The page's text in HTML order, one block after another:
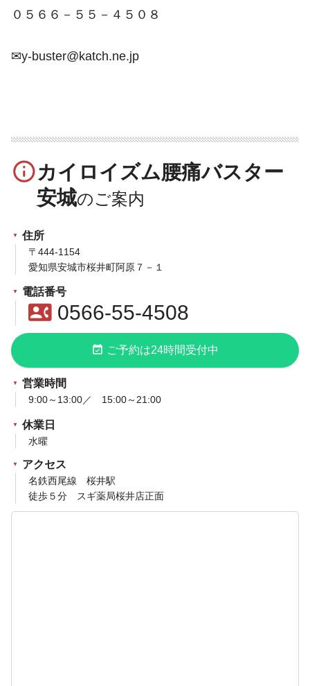
０５６６－５５－４５０８
✉y-buster@katch.ne.jp
info_outlineカイロイズム腰痛バスター
安城
住所
〒444-1154
愛知県安城市桜井町阿原７－１
電話番号
contact_phone0566-55-4508
event_available ご予約は24時間受付中
営業時間
9:00～13:00／ 15:00～21:00
休業日
水曜
アクセス
名鉄西尾線 桜井駅
徒歩５分 スギ薬局桜井店正面